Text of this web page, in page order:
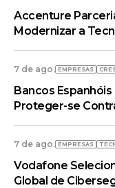
Accenture
Modernizar a
7 de ago. EMPRESAS
Bancos
Proteger-se
7 de ago. EMPRESAS
Vodafone
Global de